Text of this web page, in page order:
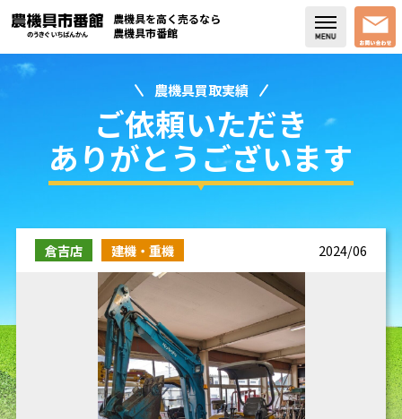
買取実績
コラム・スタッフブログ
取り扱い商品
販売中の農機具
よく頂く質問
お問い合わせ
農機具を高く売るなら
農機具市番館
農機具買取実績
ご依頼いただき
ありがとうございます
倉吉店 建機・重機 2024/06